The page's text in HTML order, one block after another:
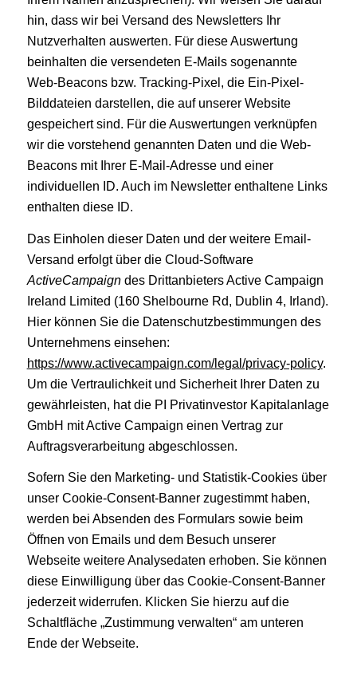
hin, dass wir bei Versand des Newsletters Ihr
Nutzverhalten auswerten. Für diese Auswertung
beinhalten die versendeten E-Mails sogenannte
Web-Beacons bzw. Tracking-Pixel, die Ein-Pixel-
Bilddateien darstellen, die auf unserer Website
gespeichert sind. Für die Auswertungen verknüpfen
wir die vorstehend genannten Daten und die Web-
Beacons mit Ihrer E-Mail-Adresse und einer
individuellen ID. Auch im Newsletter enthaltene Links
enthalten diese ID.
Das Einholen dieser Daten und der weitere Email-
Versand erfolgt über die Cloud-Software
ActiveCampaigndes Drittanbieters Active Campaign
Ireland Limited (160 Shelbourne Rd, Dublin 4, Irland).
Hier können Sie die Datenschutzbestimmungen des
Unternehmens einsehen:
https://www.activecampaign.com/legal/privacy-policy.
Um die Vertraulichkeit und Sicherheit Ihrer Daten zu
gewährleisten, hat die PI Privatinvestor Kapitalanlage
GmbH mit Active Campaign einen Vertrag zur
Auftragsverarbeitung abgeschlossen.
Sofern Sie den Marketing- und Statistik-Cookies über
unser Cookie-Consent-Banner zugestimmt haben,
werden bei Absenden des Formulars sowie beim
Öffnen von Emails und dem Besuch unserer
Webseite weitere Analysedaten erhoben. Sie können
diese Einwilligung über das Cookie-Consent-Banner
jederzeit widerrufen. Klicken Sie hierzu auf die
Schaltfläche „Zustimmung verwalten“ am unteren
Ende der Webseite.